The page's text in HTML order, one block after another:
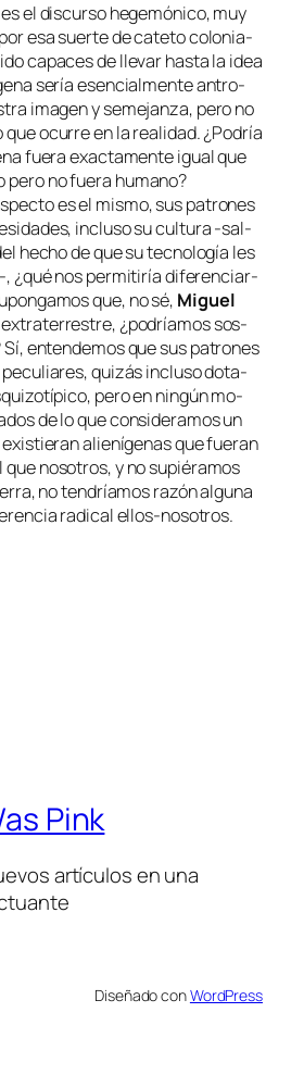
el dis­cur­so he­ge­mó­ni­co, muy
esa suer­te de ca­te­to co­lo­nia­
ca­pa­ces de lle­var has­ta la idea
se­ría esen­cial­men­te an­tro­
ima­gen y se­me­jan­za, pe­ro no
ocu­rre en la reali­dad. ¿Podría
fue­ra exac­ta­men­te igual que
pe­ro nofue­ra hu­mano?
es el mis­mo, sus pa­tro­nes
in­clu­so su cul­tu­ra ‑sal­
he­cho de que su tec­no­lo­gía les
¿qué nos per­mi­ti­ría di­fe­ren­ciar­
que, no sé, Miguel
¿po­dría­mos sos­
Sí, en­ten­de­mos que sus pa­tro­nes
qui­zás in­clu­so do­ta­
pe­ro en nin­gún mo­
de lo que con­si­de­ra­mos un
alie­ní­ge­nas que fue­ran
no­so­tros, y no su­pié­ra­mos
no ten­dría­mos ra­zón al­gu­na
ra­di­cal ellos-nosotros.
Pink
artículos en una
Diseñado conWordPress